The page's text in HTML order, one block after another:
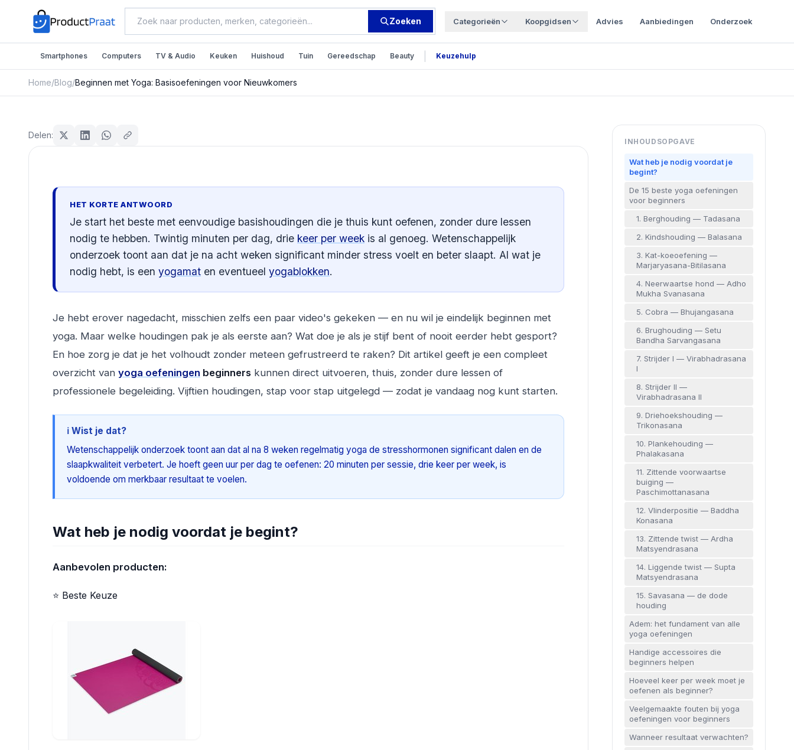
Zoeken Categorieën Koopgidsen Advies Aanbiedingen Onderzoek
Smartphones Computers TV & Audio Keuken Huishoud Tuin Gereedschap Beauty Keuzehulp
Home/Blog/Beginnen met Yoga: Basisoefeningen voor Nieuwkomers
Beginnen met Yoga: Basisoefeningen voor
Nieuwkomers
Bijgewerkt: 29 juli 2026
Delen:
HET KORTE ANTWOORD
Je start het beste met eenvoudige basishoudingen die je thuis kunt oefenen, zonder dure lessen
nodig te hebben. Twintig minuten per dag, drie keer per week is al genoeg. Wetenschappelijk
onderzoek toont aan dat je na acht weken significant minder stress voelt en beter slaapt. Al wat je
nodig hebt, is een yogamat en eventueel yogablokken.
Je hebt erover nagedacht, misschien zelfs een paar video's gekeken — en nu wil je eindelijk beginnen met
yoga. Maar welke houdingen pak je als eerste aan? Wat doe je als je stijf bent of nooit eerder hebt gesport?
En hoe zorg je dat je het volhoudt zonder meteen gefrustreerd te raken? Dit artikel geeft je een compleet
overzicht van yoga oefeningen beginners kunnen direct uitvoeren, thuis, zonder dure lessen of
professionele begeleiding. Vijftien houdingen, stap voor stap uitgelegd — zodat je vandaag nog kunt starten.
ℹ️ Wist je dat?
Wetenschappelijk onderzoek toont aan dat al na 8 weken regelmatig yoga de stresshormonen significant dalen en de
slaapkwaliteit verbetert. Je hoeft geen uur per dag te oefenen: 20 minuten per sessie, drie keer per week, is
voldoende om merkbaar resultaat te voelen.
Wat heb je nodig voordat je begint?
Aanbevolen producten:
⭐ Beste Keuze
INHOUDSOPGAVE
Wat heb je nodig voordat je
begint?
De 15 beste yoga oefeningen
voor beginners
1. Berghouding — Tadasana
2. Kindshouding — Balasana
3. Kat-koeoefening —
Marjaryasana-Bitilasana
4. Neerwaartse hond — Adho
Mukha Svanasana
5. Cobra — Bhujangasana
6. Brughouding — Setu
Bandha Sarvangasana
7. Strijder I — Virabhadrasana
I
8. Strijder II —
Virabhadrasana II
9. Driehoekshouding —
Trikonasana
10. Plankehouding —
Phalakasana
11. Zittende voorwaartse
buiging —
Paschimottanasana
12. Vlinderpositie — Baddha
Konasana
13. Zittende twist — Ardha
Matsyendrasana
14. Liggende twist — Supta
Matsyendrasana
15. Savasana — de dode
houding
Adem: het fundament van alle
yoga oefeningen
Handige accessoires die
beginners helpen
Hoeveel keer per week moet je
oefenen als beginner?
Veelgemaakte fouten bij yoga
oefeningen voor beginners
Wanneer resultaat verwachten?